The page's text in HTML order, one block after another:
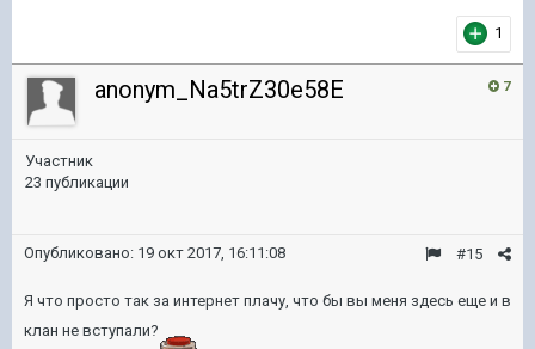
1
7
anonym_Na5trZ30e58E
Участник
23 публикации
#15
Опубликовано: 19 окт 2017, 16:11:08
Я что просто так за интернет плачу, что бы вы меня здесь еще и в
клан не вступали?